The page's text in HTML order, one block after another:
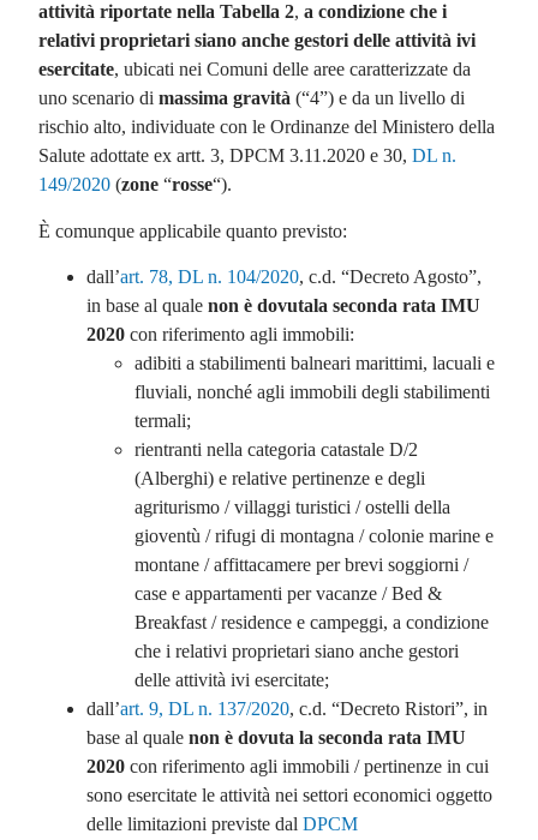
attività riportate nella Tabella 2,a condizione che i
relativi proprietari siano anche gestori delle attività ivi
esercitate, ubicati nei Comuni delle aree caratterizzate da
uno scenario dimassima gravità (“4”) e da un livello di
rischio alto, individuate con le Ordinanze del Ministero della
Salute adottate ex artt. 3, DPCM 3.11.2020 e 30,DL n.
149/2020 (zone “rosse“).
È comunque applicabile quanto previsto:
dall’art. 78, DL n. 104/2020, c.d. “Decreto Agosto”,
in base al qualenon è dovutala seconda rata IMU
2020 con riferimento agli immobili:
adibiti a stabilimenti balneari marittimi, lacuali e
fluviali, nonché agli immobili degli stabilimenti
termali;
rientranti nella categoria catastale D/2
(Alberghi) e relative pertinenze e degli
agriturismo / villaggi turistici / ostelli della
gioventù / rifugi di montagna / colonie marine e
montane / affittacamere per brevi soggiorni /
case e appartamenti per vacanze / Bed &
Breakfast / residence e campeggi, a condizione
che i relativi proprietari siano anche gestori
delle attività ivi esercitate;
dall’art. 9, DL n. 137/2020, c.d. “Decreto Ristori”, in
base al qualenon è dovuta la seconda rata IMU
2020 con riferimento agli immobili / pertinenze in cui
sono esercitate le attività nei settori economici oggetto
delle limitazioni previste dalDPCM